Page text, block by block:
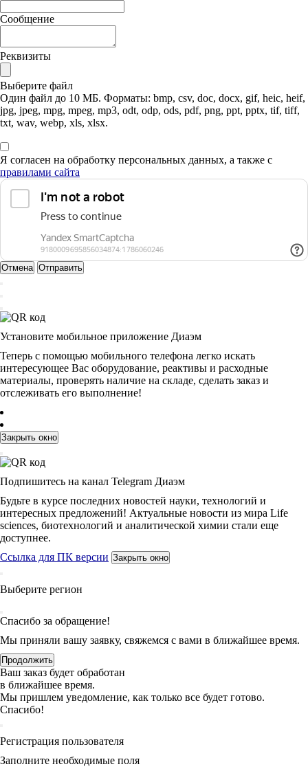
Сообщение
Реквизиты
Выберите файл
Один файл до 10 МБ. Форматы: bmp, csv, doc, docx, gif, heic, heif,
jpg, jpeg, mpg, mpeg, mp3, odt, odp, ods, pdf, png, ppt, pptx, tif, tiff,
txt, wav, webp, xls, xlsx.
Я согласен на обработку персональных данных, а также с
правилами сайта
Отмена Отправить
Установите мобильное приложение Диаэм
Теперь с помощью мобильного телефона легко искать
интересующее Вас оборудование, реактивы и расходные
материалы, проверять наличие на складе, сделать заказ и
отслеживать его выполнение!
Закрыть окно
Подпишитесь на канал Telegram Диаэм
Будьте в курсе последних новостей науки, технологий и
интересных предложений! Актуальные новости из мира Life
sciences, биотехнологий и аналитической химии стали еще
доступнее.
Ссылка для ПК версии Закрыть окно
Выберите регион
Спасибо за обращение!
Мы приняли вашу заявку, свяжемся с вами в ближайшее время.
Продолжить
Ваш заказ будет обработан
в ближайшее время.
Мы пришлем уведомление, как только все будет готово.
Спасибо!
Регистрация пользователя
Заполните необходимые поля